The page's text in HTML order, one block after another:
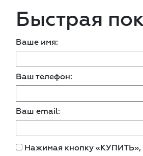
Быстрая
Ваше имя:
Ваш телефон:
Ваш email:
Нажимая кнопку «КУПИТЬ»,